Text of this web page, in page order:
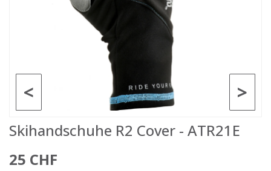
>
<
Skihandschuhe R2 Cover - ATR21E
25 CHF